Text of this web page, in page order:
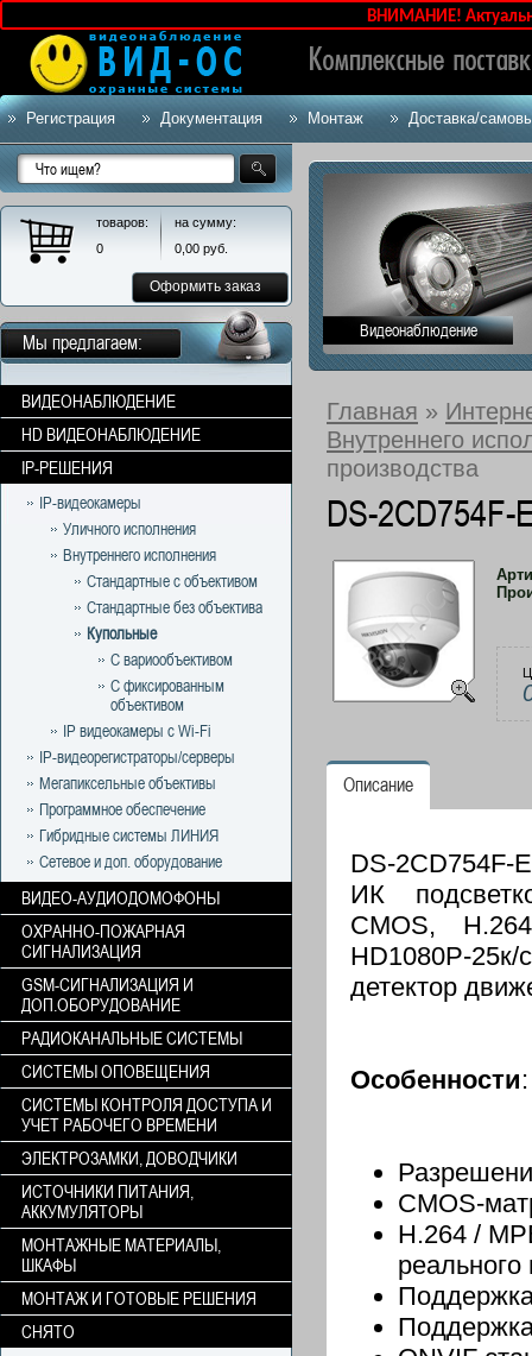
Регистрация Документация Монтаж Доставка/
ВНИМАНИЕ! Актуальные
Видеонаблюдение
Главная »
Внутреннего
производства
DS-2CD754F-
Описание
DS-2CD754F-
ИК
CMOS,
HD1080P-
детектор
Особенности:
CMOS-
H.264 /
товаров:
0
на сумму:
0,00 руб.
Оформить заказ
Мы предлагаем:
ВИДЕОНАБЛЮДЕНИЕ
HD ВИДЕОНАБЛЮДЕНИЕ
IP-РЕШЕНИЯ
IP-видеокамеры
Уличного исполнения
Внутреннего исполнения
Стандартные с объективом
Стандартные без объектива
Купольные
С вариообъективом
С фиксированным
объективом
IP видеокамеры с Wi-Fi
IP-видеорегистраторы/серверы
Мегапиксельные объективы
Программное обеспечение
Гибридные системы ЛИНИЯ
Сетевое и доп. оборудование
ВИДЕО-АУДИОДОМОФОНЫ
ОХРАННО-ПОЖАРНАЯ
СИГНАЛИЗАЦИЯ
GSM-СИГНАЛИЗАЦИЯ И
ДОП.ОБОРУДОВАНИЕ
РАДИОКАНАЛЬНЫЕ СИСТЕМЫ
СИСТЕМЫ ОПОВЕЩЕНИЯ
СИСТЕМЫ КОНТРОЛЯ ДОСТУПА И
УЧЕТ РАБОЧЕГО ВРЕМЕНИ
ЭЛЕКТРОЗАМКИ, ДОВОДЧИКИ
ИСТОЧНИКИ ПИТАНИЯ,
АККУМУЛЯТОРЫ
МОНТАЖНЫЕ МАТЕРИАЛЫ,
ШКАФЫ
МОНТАЖ И ГОТОВЫЕ РЕШЕНИЯ
СНЯТО